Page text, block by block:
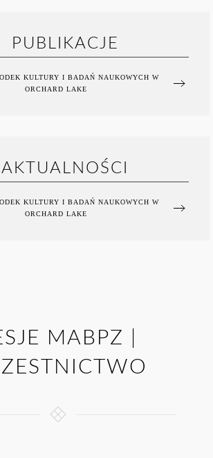
PUBLIKACJE
KULTURY I BADAŃ NAUKOWYCH W
ORCHARD LAKE
AKTUALNOŚCI
KULTURY I BADAŃ NAUKOWYCH W
ORCHARD LAKE
MABPZ |